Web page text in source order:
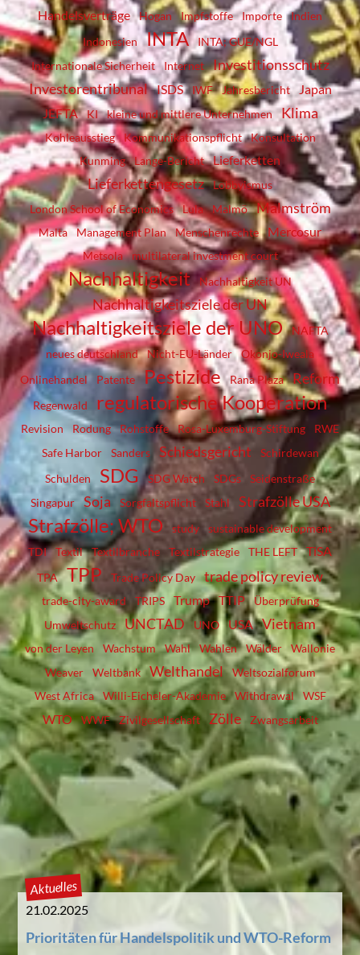
Handelsverträge Hogan Impfstoffe Importe
Indien
Indonesien
INTA
INTA; GUE/NGL
Internationale Sicherheit
Internet
Investitionsschutz
Investorentribunal ISDS IWF Jahresbericht
Japan
JEFTA
KI kleine und mittlere Unternehmen Klima
Kohleausstieg Kommunikationspflicht
Konsultation
Kunming
Lange-Bericht Lieferketten
Lieferkettengesetz
Lobbyismus
London School of Economics
Lula Malmö Malmström
Malta Management Plan Menschenrechte Mercosur
Metsola multilateral investment court
Nachhaltigkeit Nachhaltigkeit UN
Nachhaltigkeitsziele der UN
Nachhaltigkeitsziele der UNO
NAFTA
neues deutschland
Nicht-EU-Länder
Okonjo-Iweala
Onlinehandel
Patente Pestizide Rana Plaza Reform
Regenwald regulatorische Kooperation
Revision Rodung Rohstoffe Rosa-Luxemburg-Stiftung
RWE
Safe Harbor
Sanders Schiedsgericht
Schirdewan
Schulden
SDG SDG Watch SDGs
Seidenstraße
Singapur
Soja Sorgfaltspflicht Stahl Strafzölle USA
Strafzölle; WTO study
sustainable development
TDI
Textil Textilbranche Textilstrategie THE LEFT TiSA
TPA TPP Trade Policy Day trade policy review
trade-city-award TRIPS Trump TTIP
Überprüfung
Umweltschutz
UNCTAD UNO USA Vietnam
von der Leyen Wachstum Wahl Wahlen Wälder
Wallonie
Weaver
Weltbank Welthandel
Weltsozialforum
West Africa
Willi-Eicheler-Akademie Withdrawal WSF
WTO WWF Zivilgesellschaft Zölle Zwangsarbeit
Aktuelles
21.02.2025
Prioritäten für Handelspolitik und WTO-Reform